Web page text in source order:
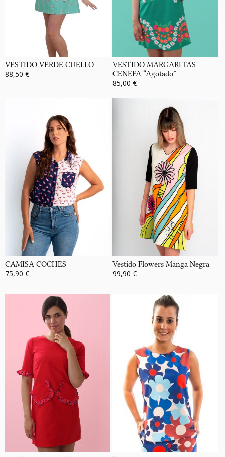
VESTIDO VERDE CUELLO
88,50 €
VESTIDO MARGARITAS
CENEFA “Agotado”
85,00 €
CAMISA COCHES
75,90 €
Vestido Flowers Manga Negra
99,90 €